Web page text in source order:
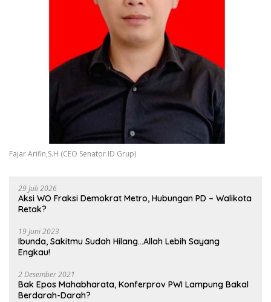
Fajar Arifin,S.H (CEO Senator.ID Grup)
29 Juli 2026
Aksi WO Fraksi Demokrat Metro, Hubungan PD – Walikota
Retak?
19 Juni 2023
Ibunda, Sakitmu Sudah Hilang…Allah Lebih Sayang
Engkau!
2 Desember 2021
Bak Epos Mahabharata, Konferprov PWI Lampung Bakal
Berdarah-Darah?